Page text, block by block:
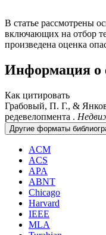
В статье рассмотрены
включающих на отбор
произведена оценка
Информация о
Как цитировать
Грабовый, П. Г., &
редевелопмента .
Другие форматы
ACM
ACS
APA
ABNT
Chicago
Harvard
IEEE
MLA